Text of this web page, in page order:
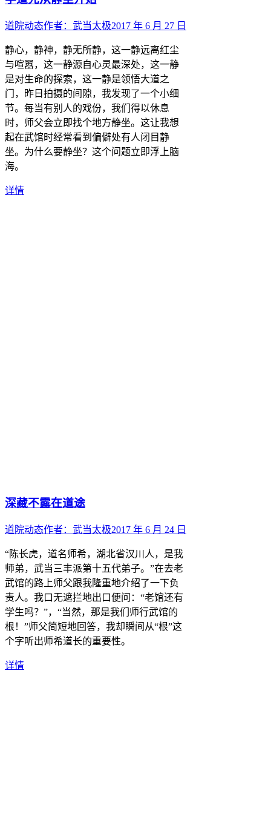
道院动态作者： 武当太极2017 年 6 月 27 日
静心，静神，静无所静，这一静远离红尘
与喧嚣，这一静源自心灵最深处，这一静
是对生命的探索，这一静是领悟大道之
门，昨日拍摄的间隙，我发现了一个小细
节。每当有别人的戏份，我们得以休息
时，师父会立即找个地方静坐。这让我想
起在武馆时经常看到偏僻处有人闭目静
坐。为什么要静坐？这个问题立即浮上脑
海。
详情
深藏不露在道途
道院动态作者： 武当太极2017 年 6 月 24 日
“陈长虎，道名师希，湖北省汉川人，是我
师弟，武当三丰派第十五代弟子。”在去老
武馆的路上师父跟我隆重地介绍了一下负
责人。我口无遮拦地出口便问：“老馆还有
学生吗？”，“当然，那是我们师行武馆的
根！”师父简短地回答，我却瞬间从“根”这
个字听出师希道长的重要性。
详情